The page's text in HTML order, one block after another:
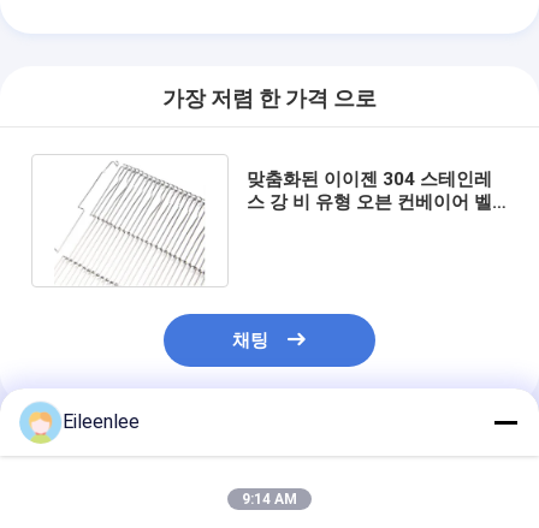
가장 저렴 한 가격 으로
맞춤화된 이이젠 304 스테인레
스 강 비 유형 오븐 컨베이어 벨
채팅
추천된 제품
Eileenlee
9:14 AM